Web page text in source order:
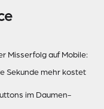
Misserfolg auf Mobile:
Sekunde mehr kostet
im Daumen-